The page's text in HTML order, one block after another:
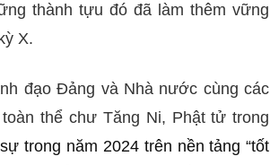
thành tựu đó đã làm thêm vững
X.
đạo Đảng và Nhà nước cùng các
thể chư Tăng Ni, Phật tử trong
trong năm 2024 trên nền tảng “tốt